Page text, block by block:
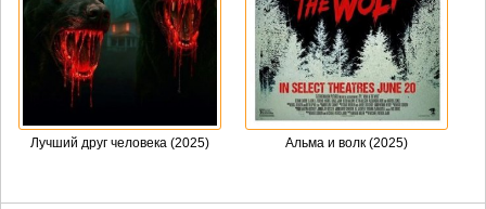
Лучший друг человека (2025) Альма и волк (2025)